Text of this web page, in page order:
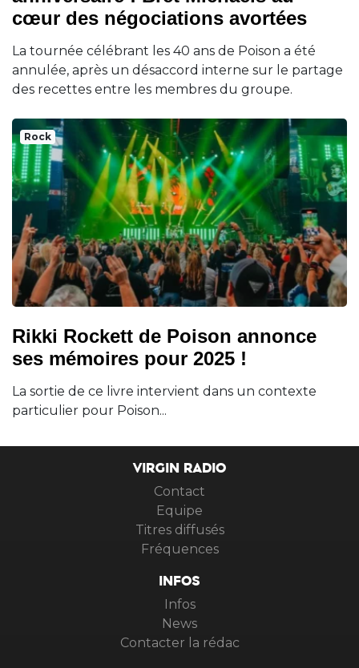
cœur des négociations avortées
La tournée célébrant les 40 ans de Poison a été
annulée, après un désaccord interne sur le partage
des recettes entre les membres du groupe.
Rock
Rikki Rockett de Poison annonce
ses mémoires pour 2025 !
La sortie de ce livre intervient dans un contexte
particulier pour Poison...
VIRGIN RADIO
Contact
Equipe
Titres diffusés
Fréquences
INFOS
Infos
News
Contacter la rédac